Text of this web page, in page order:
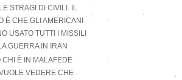
STRAGI DI CIVILI. IL
È CHE GLI AMERICANI
USATO TUTTI I MISSILI
GUERRA IN IRAN
CHI È IN MALAFEDE
VEDERE CHE